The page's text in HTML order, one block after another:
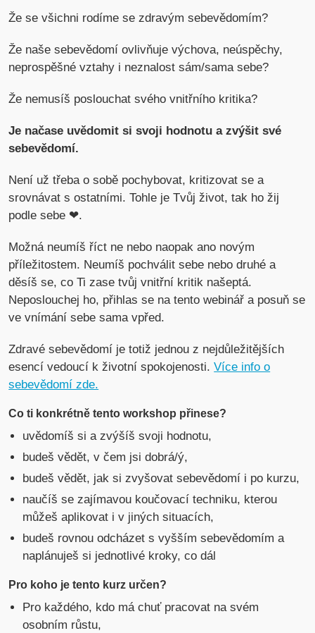
Že se všichni rodíme se zdravým sebevědomím?
Že naše sebevědomí ovlivňuje výchova, neúspěchy,
neprospěšné vztahy i neznalost sám/sama sebe?
Že nemusíš poslouchat svého vnitřního kritika?
Je načase uvědomit si svoji hodnotu a zvýšit své
sebevědomí.
Není už třeba o sobě pochybovat, kritizovat se a
srovnávat s ostatními. Tohle je Tvůj život, tak ho žij
podle sebe ❤.
Možná neumíš říct ne nebo naopak ano novým
příležitostem. Neumíš pochválit sebe nebo druhé a
děsíš se, co Ti zase tvůj vnitřní kritik našeptá.
Neposlouchej ho, přihlas se na tento webinář a posuň se
ve vnímání sebe sama vpřed.
Zdravé sebevědomí je totiž jednou z nejdůležitějších
esencí vedoucí k životní spokojenosti.Více info o
sebevědomí zde.
Co ti konkrétně tento workshop přinese?
uvědomíš si a zvýšíš svoji hodnotu,
budeš vědět, v čem jsi dobrá/ý,
budeš vědět, jak si zvyšovat sebevědomí i po kurzu,
naučíš se zajímavou koučovací techniku, kterou
můžeš aplikovat i v jiných situacích,
budeš rovnou odcházet s vyšším sebevědomím a
naplánuješ si jednotlivé kroky, co dál
Pro koho je tento kurz určen?
Pro každého, kdo má chuť pracovat na svém
osobním růstu,